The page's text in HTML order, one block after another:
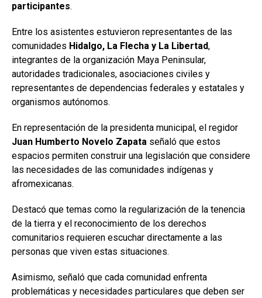
participantes.
Entre los asistentes estuvieron representantes de las
comunidades Hidalgo, La Flecha y La Libertad,
integrantes de la organización Maya Peninsular,
autoridades tradicionales, asociaciones civiles y
representantes de dependencias federales y estatales y
organismos autónomos.
En representación de la presidenta municipal, el regidor
Juan Humberto Novelo Zapata señaló que estos
espacios permiten construir una legislación que considere
las necesidades de las comunidades indígenas y
afromexicanas.
Destacó que temas como la regularización de la tenencia
de la tierra y el reconocimiento de los derechos
comunitarios requieren escuchar directamente a las
personas que viven estas situaciones.
Asimismo, señaló que cada comunidad enfrenta
problemáticas y necesidades particulares que deben ser